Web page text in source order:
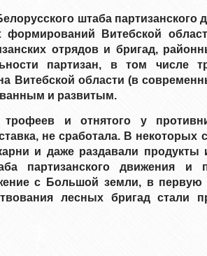
штаба
формирований Витебской
отрядов и бригад,
партизан, в том числе
Витебской области (в
и развитым.
и отнятого у
не сработала. В некоторых
и даже раздавали
партизанского движения
с Большой земли, в
лесных бригад стали